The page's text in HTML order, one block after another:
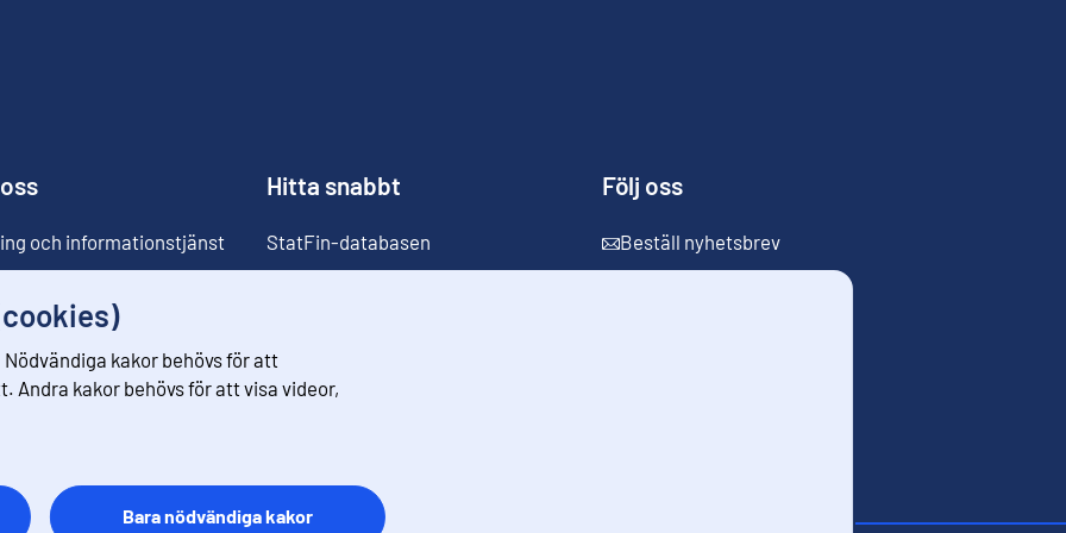
kakor behövs för att
Andra kakor behövs för att visa videor,
Bara nödvändiga kakor
och informationstjänst
Hitta snabbt
StatFin-databasen
Prisomräknaren
Följ oss
Beställ nyhetsbrev